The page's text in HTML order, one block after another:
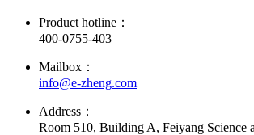
Product hotline：
400-0755-403
Mailbox：
info@e-zheng.com
Address：
Room 510, Building A, Feiyang Science